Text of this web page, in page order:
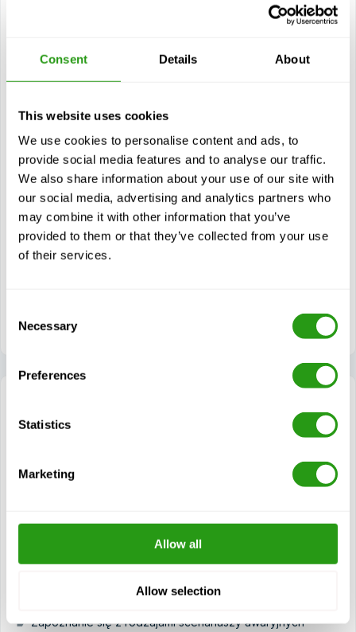
Consent Details About
This website uses cookies
We use cookies to personalise content and ads, to
provide social media features and to analyse our traffic.
We also share information about your use of our site with
our social media, advertising and analytics partners who
may combine it with other information that you’ve
provided to them or that they’ve collected from your use
of their services.
Selection
Necessary
Preferences
Statistics
Marketing
Allow all
Allow selection
OIM-CE to skrót od Offshore Installation Manager -
Bieżący kurs
Moduły
Zapoznanie się ze scenariuszami awaryjnymi istotnymi dla
oceny OIM-CE
Wprowadzenie do modelu symulatora używanego
podczas oceny
1 dzień(dni)
CRO-ER to skrót od Control Room Operator Emergency
dla personelu, który jest oceniany...
Widok kurs
Zapoznanie się z rodzajami scenariuszy awaryjnych